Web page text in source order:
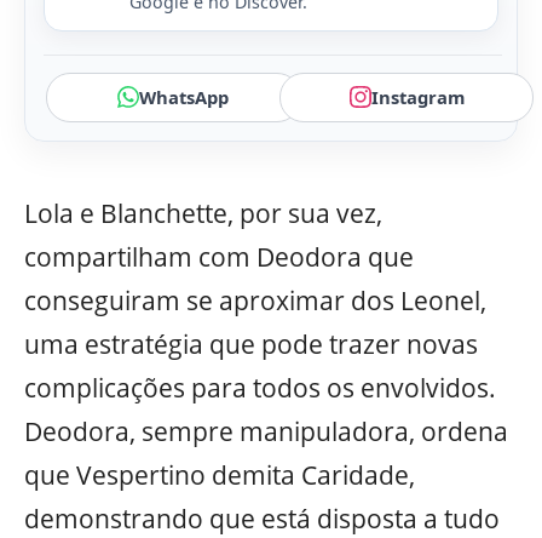
WhatsApp Instagram
Lola e Blanchette, por sua vez,
compartilham com Deodora que
conseguiram se aproximar dos Leonel,
uma estratégia que pode trazer novas
complicações para todos os envolvidos.
Deodora, sempre manipuladora, ordena
que Vespertino demita Caridade,
demonstrando que está disposta a tudo